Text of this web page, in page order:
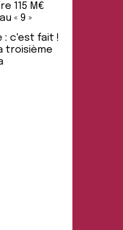
115 M€
« 9 »
: c'est fait !
troisième